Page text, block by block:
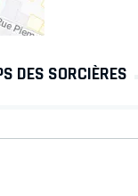
DES SORCIÈRES